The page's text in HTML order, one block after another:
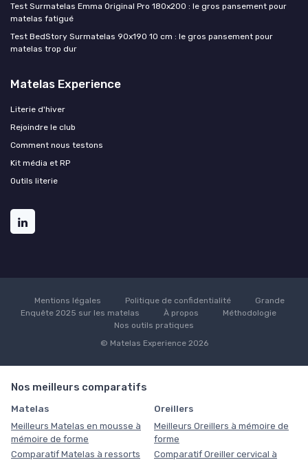
Test Surmatelas Emma Original Pro 180x200 : le gros pansement pour
matelas fatigué
Test BedStory Surmatelas 90x190 10 cm : le gros pansement pour
matelas trop dur
Matelas Experience
Literie d'hiver
Rejoindre le club
Comment nous testons
Kit média et RP
Outils literie
Mentions légales Politique de confidentialité
Grande
Enquête 2025 sur les matelas
À propos
Méthodologie
Nos outils pratiques
© Matelas Experience 2026
Nos meilleurs comparatifs
Matelas
Meilleurs Matelas en mousse à
mémoire de forme
Comparatif Matelas à ressorts
Oreillers
Meilleurs Oreillers à mémoire de
forme
Comparatif Oreiller cervical à